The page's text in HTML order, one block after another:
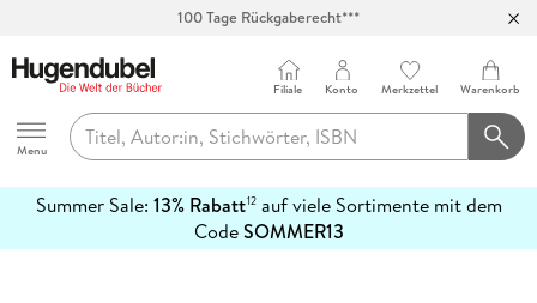
100 Tage Rückgaberecht***
Hugendubel
Menu
Filiale Konto Merkzettel Warenkorb
Summer Sale: 13% Rabatt12auf viele Sortimente mit dem
CodeSOMMER13
erfahren